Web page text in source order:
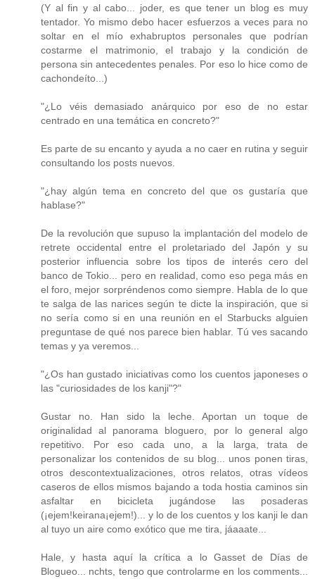
(Y al fin y al cabo... joder, es que tener un blog es muy
tentador. Yo mismo debo hacer esfuerzos a veces para no
soltar en el mío exhabruptos personales que podrían
costarme el matrimonio, el trabajo y la condición de
persona sin antecedentes penales. Por eso lo hice como de
cachondeíto...)
"¿Lo véis demasiado anárquico por eso de no estar
centrado en una temática en concreto?"
Es parte de su encanto y ayuda a no caer en rutina y seguir
consultando los posts nuevos.
"¿hay algún tema en concreto del que os gustaría que
hablase?"
De la revolución que supuso la implantación del modelo de
retrete occidental entre el proletariado del Japón y su
posterior influencia sobre los tipos de interés cero del
banco de Tokio... pero en realidad, como eso pega más en
el foro, mejor sorpréndenos como siempre. Habla de lo que
te salga de las narices según te dicte la inspiración, que si
no sería como si en una reunión en el Starbucks alguien
preguntase de qué nos parece bien hablar. Tú ves sacando
temas y ya veremos...
"¿Os han gustado iniciativas como los cuentos japoneses o
las "curiosidades de los kanji"?"
Gustar no. Han sido la leche. Aportan un toque de
originalidad al panorama bloguero, por lo general algo
repetitivo. Por eso cada uno, a la larga, trata de
personalizar los contenidos de su blog... unos ponen tiras,
otros descontextualizaciones, otros relatos, otras vídeos
caseros de ellos mismos bajando a toda hostia caminos sin
asfaltar en bicicleta jugándose las posaderas
(¡ejem!keirana¡ejem!)... y lo de los cuentos y los kanji le dan
al tuyo un aire como exótico que me tira, jáaaate...
Hale, y hasta aquí la crítica a lo Gasset de Días de
Blogueo... nchts, tengo que controlarme en los comments...